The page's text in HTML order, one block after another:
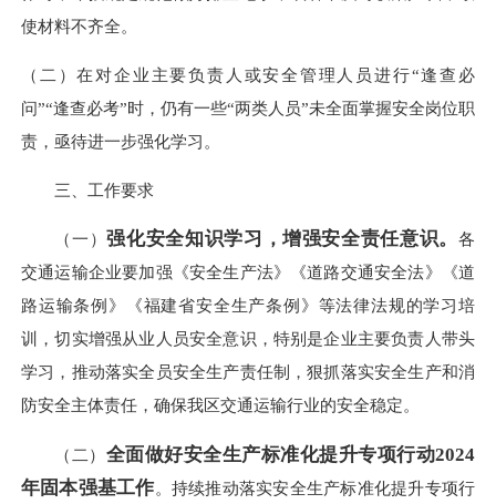
使材料不齐全。
（二）在对企业主要负责人或安全管理人员进行“逢查必
问”“逢查必考”时，仍有一些“两类人员”未全面掌握安全岗位职
责，亟待进一步强化学习。
三、工作要求
（一）强化安全知识学习，增强安全责任意识。各
交通运输企业要加强《安全生产法》《道路交通安全法》《道
路运输条例》《福建省安全生产条例》等法律法规的学习培
训，切实增强从业人员安全意识，特别是企业主要负责人带头
学习，推动落实全员安全生产责任制，狠抓落实安全生产和消
防安全主体责任，确保我区交通运输行业的安全稳定。
（二） 全面做好安全生产标准化提升专项行动2024
年固本强基工作。持续推动落实安全生产标准化提升专项行